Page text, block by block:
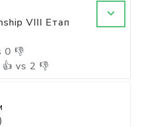
VIII Етап
0 👎
👍 vs 2 👎